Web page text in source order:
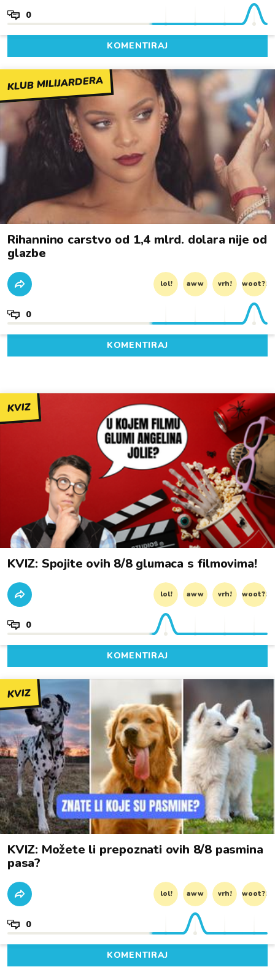
0
KOMENTIRAJ
KLUB MILIJARDERA
Rihannino carstvo od 1,4 mlrd. dolara nije od
glazbe
lol! aww vrh! woot?!
0
KOMENTIRAJ
KVIZ
KVIZ: Spojite ovih 8/8 glumaca s filmovima!
lol! aww vrh! woot?!
0
KOMENTIRAJ
KVIZ
KVIZ: Možete li prepoznati ovih 8/8 pasmina
pasa?
lol! aww vrh! woot?!
0
KOMENTIRAJ